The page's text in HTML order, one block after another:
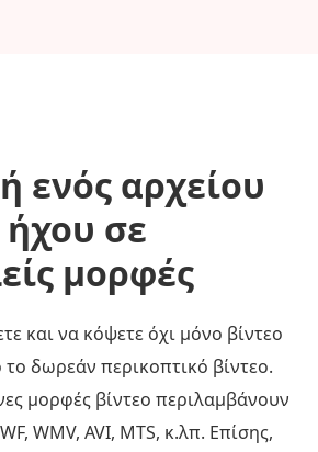
ενός αρχείου
ήχου σε
μορφές
και να κόψετε όχι μόνο βίντεο
δωρεάν περικοπτικό βίντεο.
μορφές βίντεο περιλαμβάνουν
WMV, AVI, MTS, κ.λπ. Επίσης,